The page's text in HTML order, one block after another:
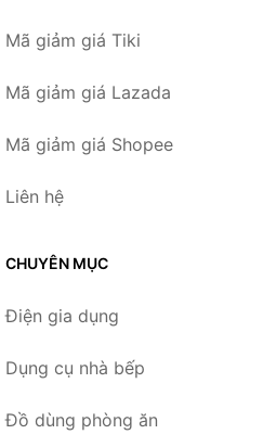
Mã giảm giá Tiki
Mã giảm giá Lazada
Mã giảm giá Shopee
Liên hệ
CHUYÊN MỤC
Điện gia dụng
Dụng cụ nhà bếp
Đồ dùng phòng ăn